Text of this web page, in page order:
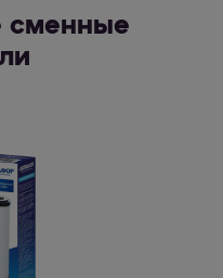
сменные